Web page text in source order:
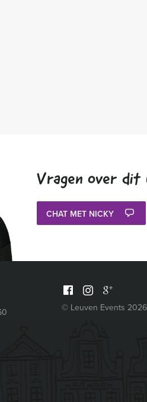
Vragen over dit
CHAT MET NICKY
© Leuven Events 2026